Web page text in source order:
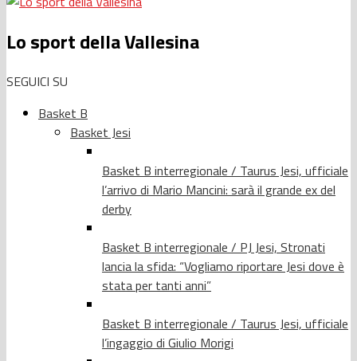
Lo sport della Vallesina
SEGUICI SU
Basket B
Basket Jesi
Basket B interregionale / Taurus Jesi, ufficiale
l’arrivo di Mario Mancini: sarà il grande ex del
derby
Basket B interregionale / PJ Jesi, Stronati
lancia la sfida: “Vogliamo riportare Jesi dove è
stata per tanti anni”
Basket B interregionale / Taurus Jesi, ufficiale
l’ingaggio di Giulio Morigi